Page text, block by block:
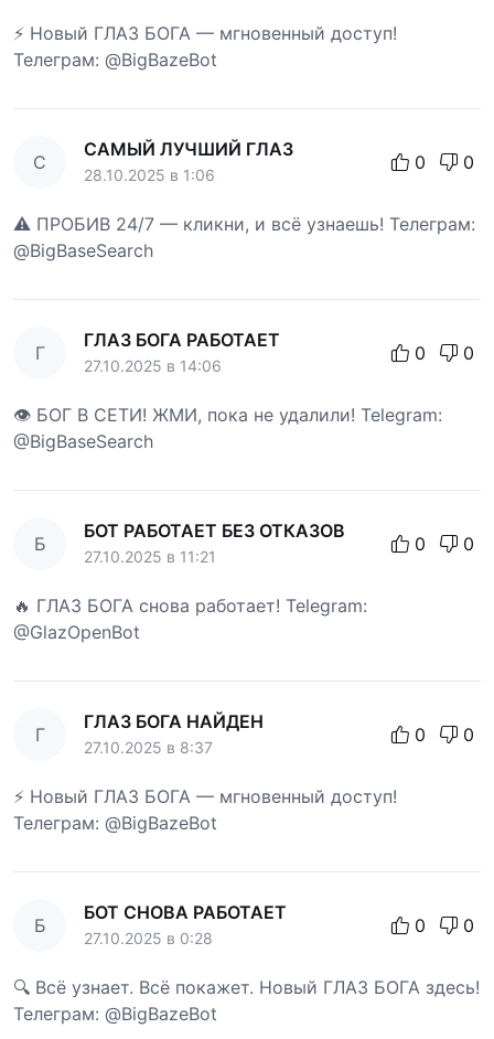
⚡ Новый ГЛАЗ БОГА — мгновенный доступ!
Телеграм: @BigBazeBot
С
САМЫЙ ЛУЧШИЙ ГЛАЗ
28.10.2025 в 1:06
0 0
⚠️ ПРОБИВ 24/7 — кликни, и всё узнаешь! Телеграм:
@BigBaseSearch
Г
ГЛАЗ БОГА РАБОТАЕТ
27.10.2025 в 14:06
0 0
👁 БОГ В СЕТИ! ЖМИ, пока не удалили! Telegram:
@BigBaseSearch
Б
БОТ РАБОТАЕТ БЕЗ ОТКАЗОВ
27.10.2025 в 11:21
0 0
🔥 ГЛАЗ БОГА снова работает! Telegram:
@GlazOpenBot
Г
ГЛАЗ БОГА НАЙДЕН
27.10.2025 в 8:37
0 0
⚡ Новый ГЛАЗ БОГА — мгновенный доступ!
Телеграм: @BigBazeBot
Б
БОТ СНОВА РАБОТАЕТ
27.10.2025 в 0:28
0 0
🔍 Всё узнает. Всё покажет. Новый ГЛАЗ БОГА здесь!
Телеграм: @BigBazeBot